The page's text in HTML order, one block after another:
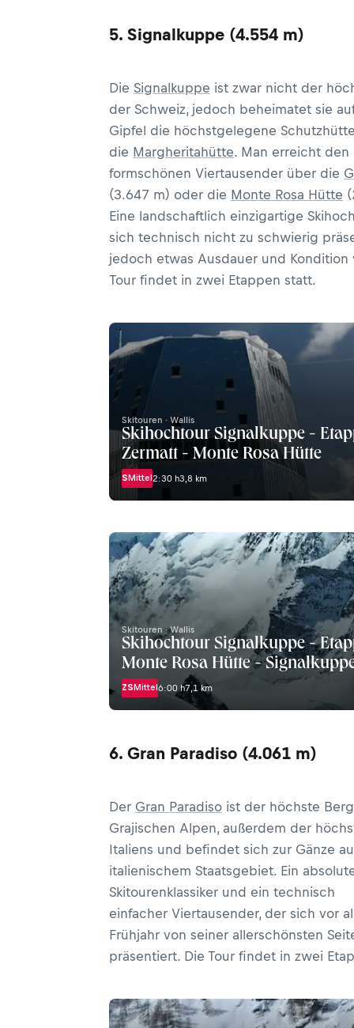
5. Signalkuppe (4.554 m)
Die Signalkuppe ist zwar nicht der
der Schweiz, jedoch beheimatet sie
Gipfel die höchstgelegene
die Margheritahütte. Man erreicht den
formschönen Viertausender über die
(3.647 m) oder die Monte Rosa Hütte
Eine landschaftlich einzigartige
sich technisch nicht zu schwierig
jedoch etwas Ausdauer und Kondition
Tour findet in zwei Etappen statt.
Skitouren · Wallis
Skihochtour Signalkuppe -
Zermatt - Monte Rosa Hütte
SMittel2:30 h3,8 km
Skitouren · Wallis
Skihochtour Signalkuppe -
Monte Rosa Hütte -
ZSMittel6:00 h7,1 km
6. Gran Paradiso (4.061 m)
Der Gran Paradiso ist der höchste
Grajischen Alpen, außerdem der
Italiens und befindet sich zur Gänze
italienischem Staatsgebiet. Ein
Skitourenklassiker und ein technisch
einfacher Viertausender, der sich vor
Frühjahr von seiner allerschönsten
präsentiert. Die Tour findet in zwei